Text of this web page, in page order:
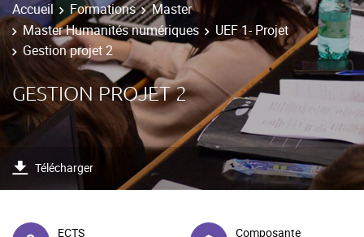
Accueil Formations
Master
Master Humanités numériques
UEF 1- Projet
Gestion projet 2
GESTION PROJET 2
Télécharger
ECTS
Composante